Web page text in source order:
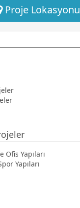
Proje Lokasyonu
Ofis Yapıları
Yapıları